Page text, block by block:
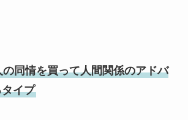
同情を買って人間関係のアドバ
イプ